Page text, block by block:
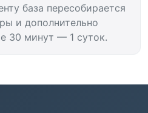
база пересобирается
и дополнительно
30 минут — 1 суток.